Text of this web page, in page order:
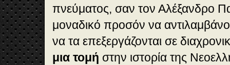
πνεύματος, σαν τον Αλέξανδρο
μοναδικό προσόν να
να τα επεξεργάζονται σε
μια τομή στην ιστορία της